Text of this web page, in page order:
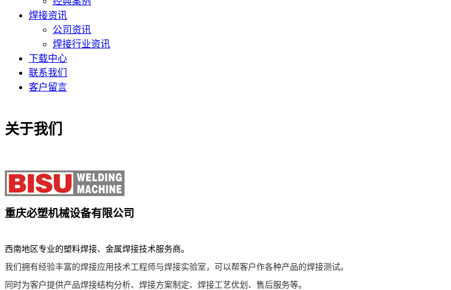
焊接资讯
公司资讯
焊接行业资讯
下载中心
联系我们
客户留言
关于我们
重庆必塑机械设备有限公司
西南地区专业的塑料焊接、金属焊接技术服务商。
我们拥有经验丰富的焊接应用技术工程师与焊接实验室，可以帮客户作各种产品的焊接测试。
同时为客户提供产品焊接结构分析、焊接方案制定、焊接工艺优划、售后服务等。